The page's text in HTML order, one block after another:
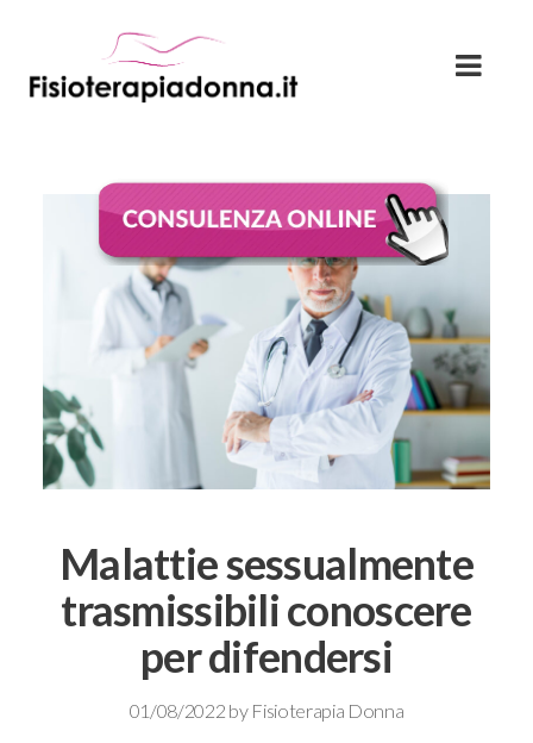
Malattie sessualmente
trasmissibili conoscere
per difendersi
01/08/2022 by Fisioterapia Donna